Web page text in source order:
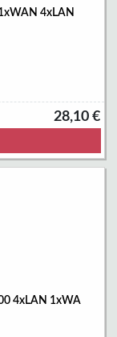
4xLAN
28,10 €
4xLAN 1xWA